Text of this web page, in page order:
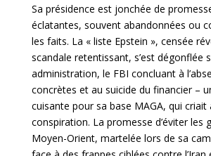
Sa présidence est jonchée de
éclatantes, souvent abandonnées ou
les faits. La « liste Epstein », censée
scandale retentissant, s’est dégonflée
administration, le FBI concluant à
concrètes et au suicide du financier –
cuisante pour sa base MAGA, qui criait
conspiration. La promesse d’éviter les
Moyen-Orient, martelée lors de sa